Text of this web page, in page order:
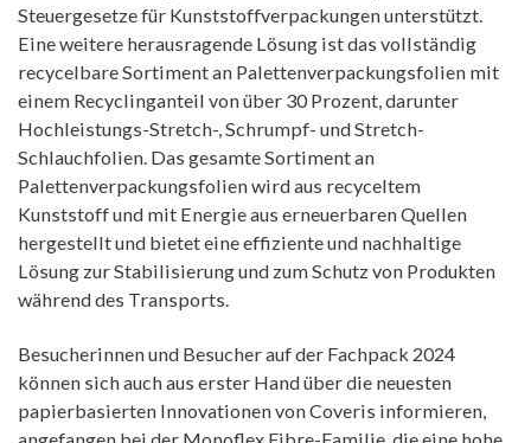
Steuergesetze für Kunststoffverpackungen unterstützt.
Eine weitere herausragende Lösung ist das vollständig
recycelbare Sortiment an Palettenverpackungsfolien mit
einem Recyclinganteil von über 30 Prozent, darunter
Hochleistungs-Stretch-, Schrumpf- und Stretch-
Schlauchfolien. Das gesamte Sortiment an
Palettenverpackungsfolien wird aus recyceltem
Kunststoff und mit Energie aus erneuerbaren Quellen
hergestellt und bietet eine effiziente und nachhaltige
Lösung zur Stabilisierung und zum Schutz von Produkten
während des Transports.
Besucherinnen und Besucher auf der Fachpack 2024
können sich auch aus erster Hand über die neuesten
papierbasierten Innovationen von Coveris informieren,